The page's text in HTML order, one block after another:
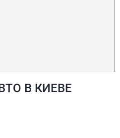
В КИЕВЕ